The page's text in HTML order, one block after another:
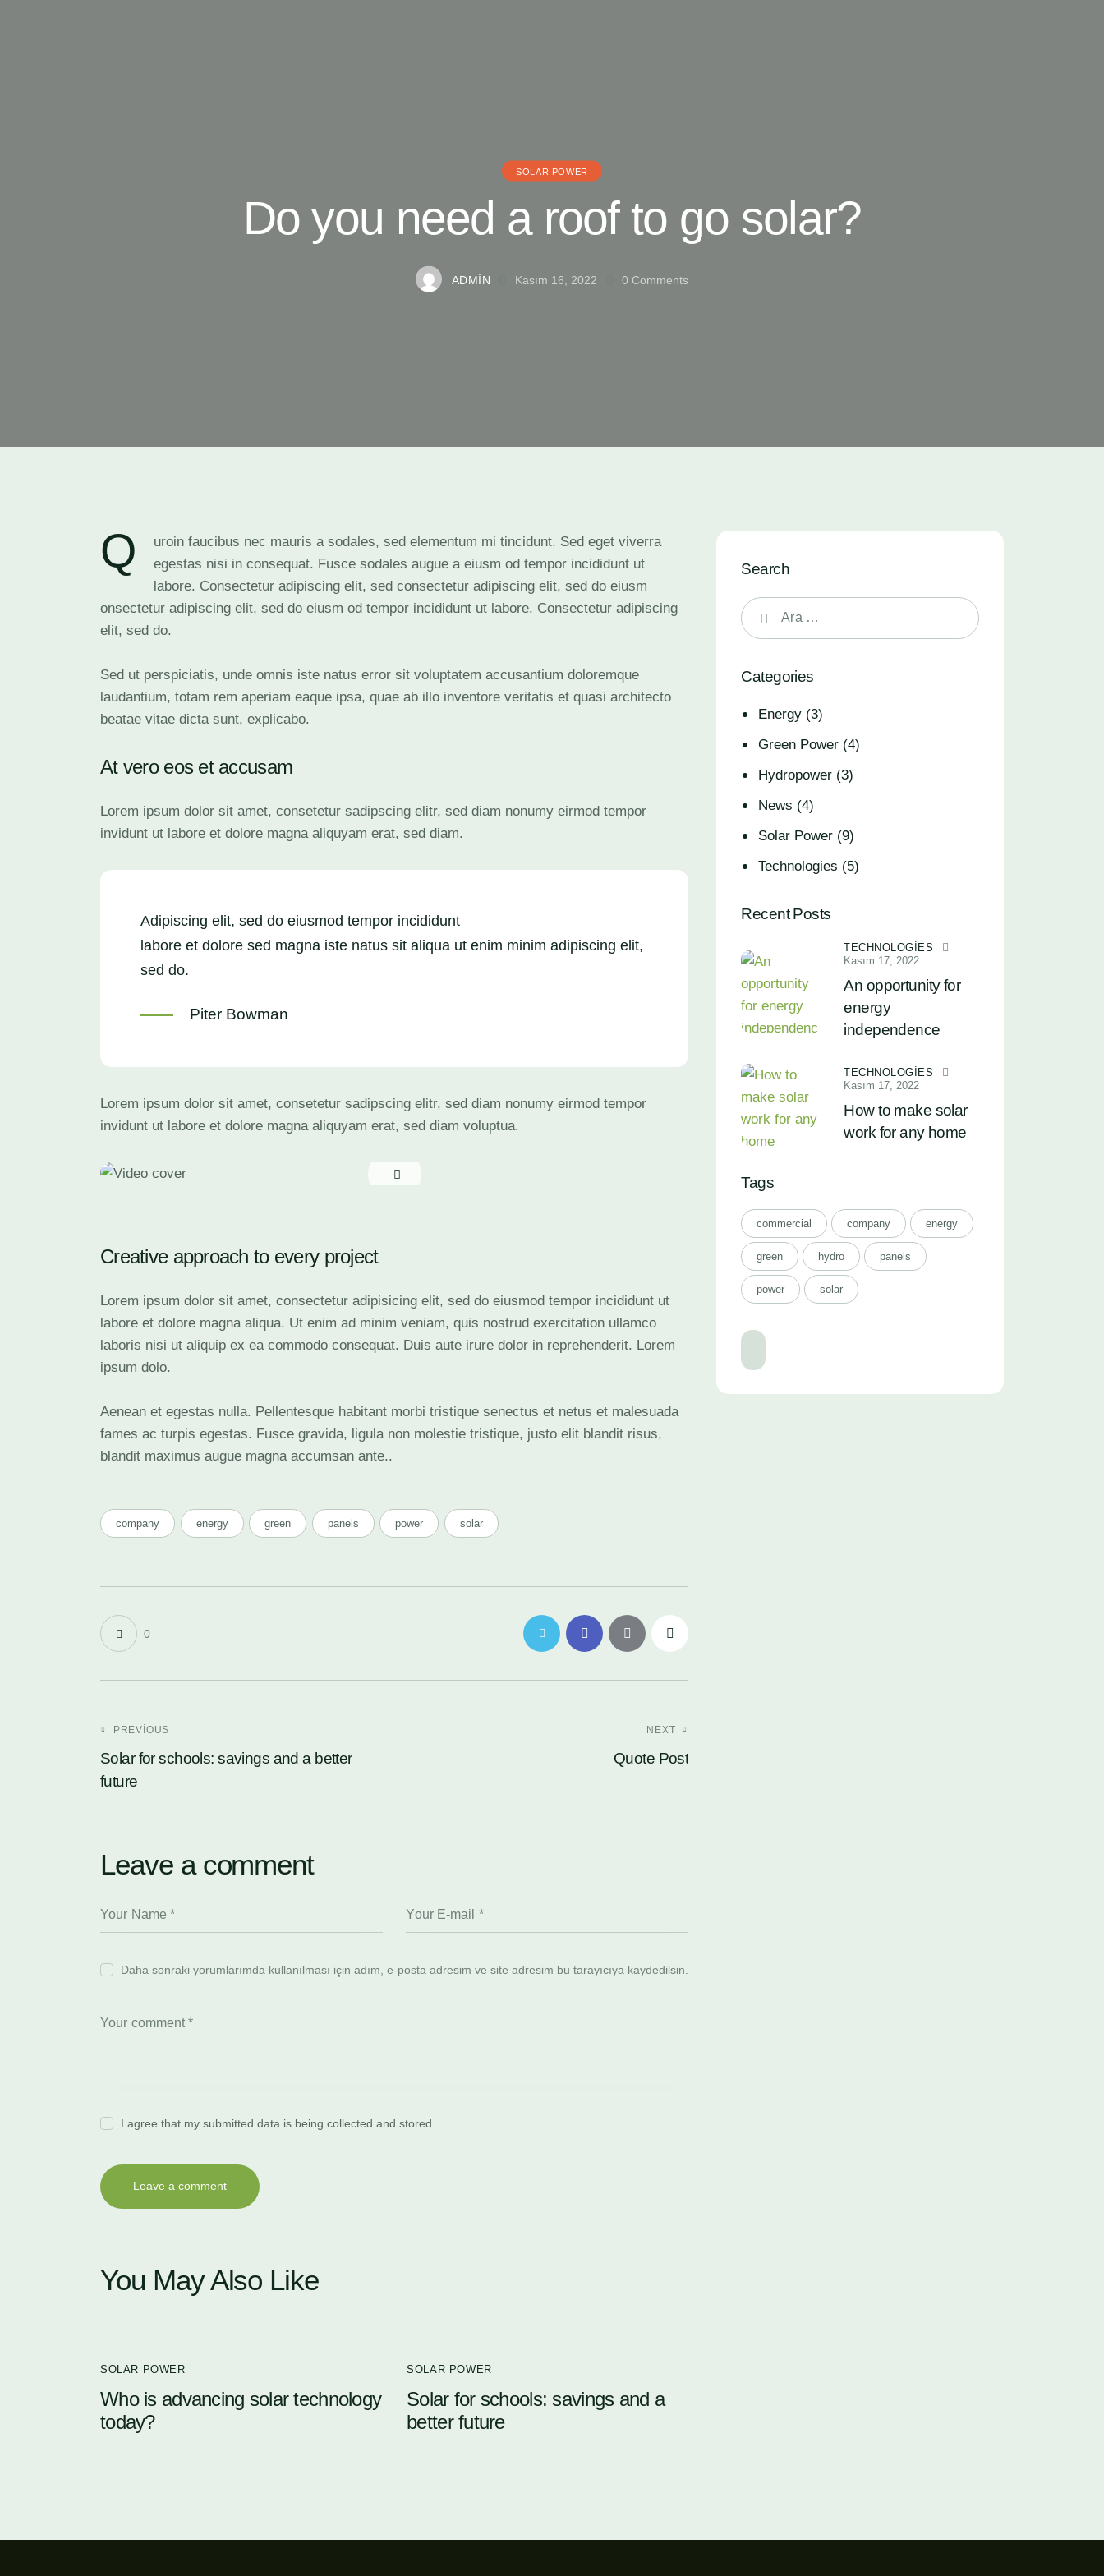
SOLAR POWER
Do you need a roof to go solar?
ADMIN Kasım 16, 2022 0 Comments
Q
uroin faucibus nec mauris a sodales, sed elementum mi tincidunt. Sed eget viverra
egestas nisi in consequat. Fusce sodales augue a eiusm od tempor incididunt ut
labore. Consectetur adipiscing elit, sed consectetur adipiscing elit, sed do eiusm
onsectetur adipiscing elit, sed do eiusm od tempor incididunt ut labore. Consectetur adipiscing
elit, sed do.
Sed ut perspiciatis, unde omnis iste natus error sit voluptatem accusantium doloremque
laudantium, totam rem aperiam eaque ipsa, quae ab illo inventore veritatis et quasi architecto
beatae vitae dicta sunt, explicabo.
At vero eos et accusam
Lorem ipsum dolor sit amet, consetetur sadipscing elitr, sed diam nonumy eirmod tempor
invidunt ut labore et dolore magna aliquyam erat, sed diam.
Adipiscing elit, sed do eiusmod tempor incididunt
labore et dolore sed magna iste natus sit aliqua ut enim minim adipiscing elit,
sed do.
Piter Bowman
Lorem ipsum dolor sit amet, consetetur sadipscing elitr, sed diam nonumy eirmod tempor
invidunt ut labore et dolore magna aliquyam erat, sed diam voluptua.
Creative approach to every project
Lorem ipsum dolor sit amet, consectetur adipisicing elit, sed do eiusmod tempor incididunt ut
labore et dolore magna aliqua. Ut enim ad minim veniam, quis nostrud exercitation ullamco
laboris nisi ut aliquip ex ea commodo consequat. Duis aute irure dolor in reprehenderit. Lorem
ipsum dolo.
Aenean et egestas nulla. Pellentesque habitant morbi tristique senectus et netus et malesuada
fames ac turpis egestas. Fusce gravida, ligula non molestie tristique, justo elit blandit risus,
blandit maximus augue magna accumsan ante..
company energy green panels power solar
0
PREVIOUS
Solar for schools: savings and a better
future
NEXT
Quote Post
Leave a comment
Daha sonraki yorumlarımda kullanılması için adım, e-posta adresim ve site adresim bu tarayıcıya kaydedilsin.
I agree that my submitted data is being collected and stored.
You May Also Like
SOLAR POWER
Who is advancing solar technology
today?
SOLAR POWER
Solar for schools: savings and a
better future
Search
Categories
Energy(3)
Green Power(4)
Hydropower(3)
News (4)
Solar Power(9)
Technologies (5)
Recent Posts
TECHNOLOGIES
Kasım 17, 2022
An opportunity for
energy
independence
TECHNOLOGIES
Kasım 17, 2022
How to make solar
work for any home
Tags
commercial company energy
green hydro panels
power solar